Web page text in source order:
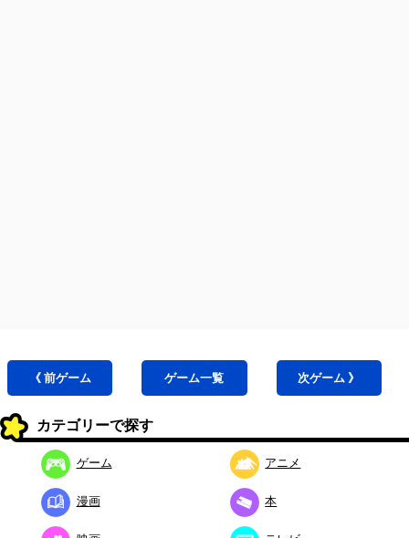
《 前ゲーム ゲーム一覧 次ゲーム 》
カテゴリーで探す
ゲーム アニメ
漫画 本